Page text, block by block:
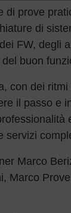
di prove
di
FW, degli
buon
con dei
il passo e
servizi
Marco
Marco